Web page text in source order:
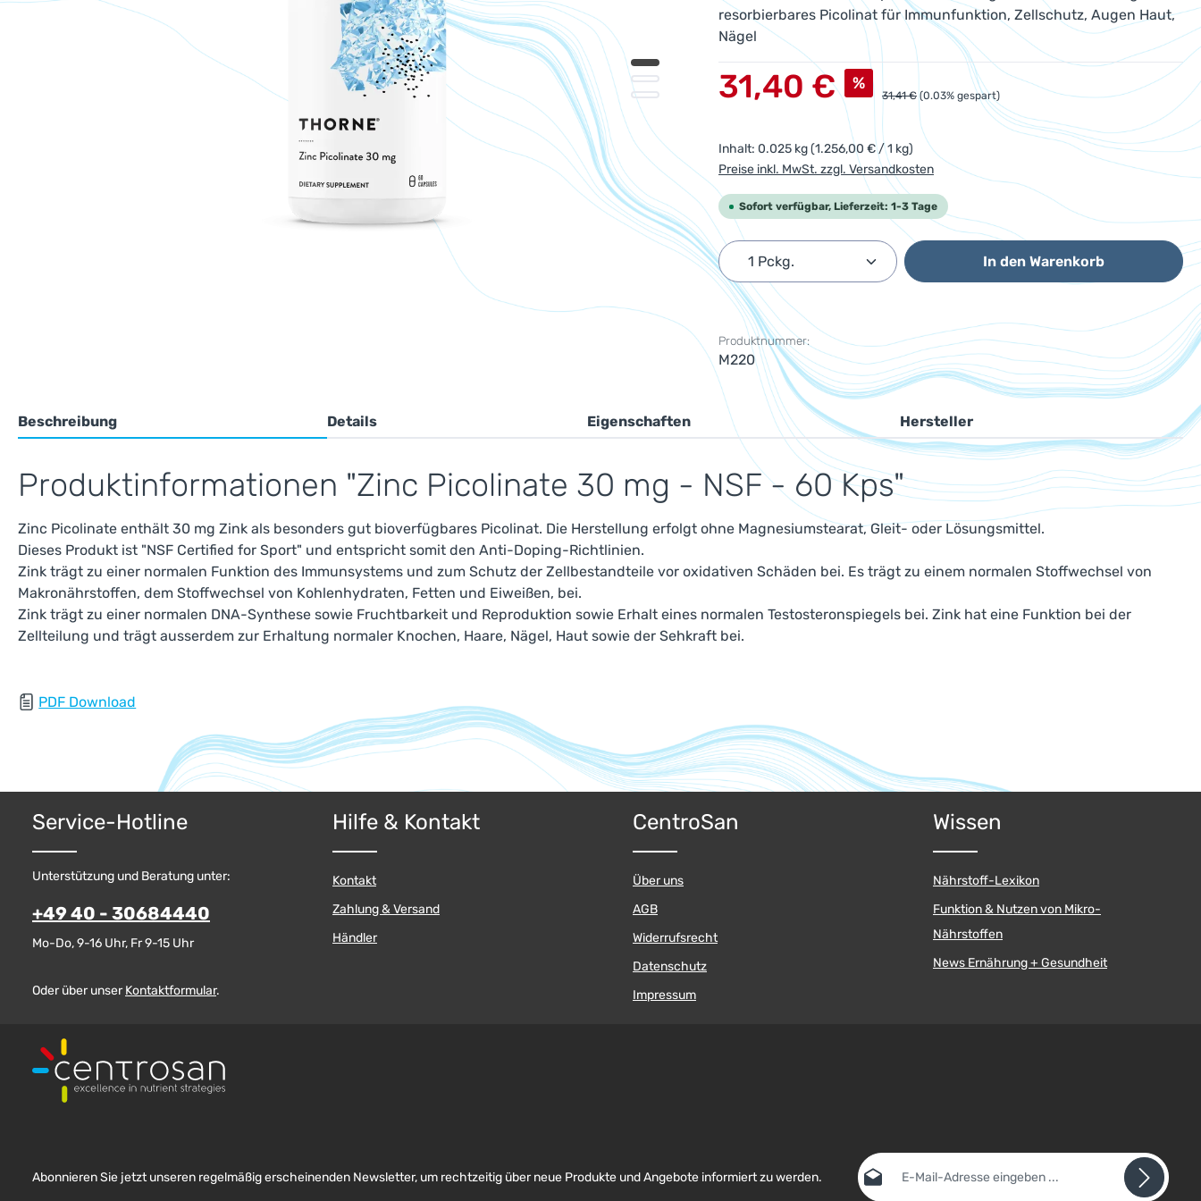
resorbierbares Picolinat für Immunfunktion, Zellschutz, Augen Haut,
Nägel
Verkaufspreis:
31,40 € %
Regulärer Preis:
31,41 € (0.03% gespart)
Inhalt: 0.025 kg(1.256,00 € / 1 kg)
Preise inkl. MwSt. zzgl. Versandkosten
Sofort verfügbar, Lieferzeit: 1-3 Tage
Produkt Anzahl: Gib den gewünschten Wert ein
In den Warenkorb
Produktnummer:
M220
Beschreibung Details Eigenschaften Hersteller
Produktinformationen "Zinc Picolinate 30 mg - NSF - 60 Kps"
Zinc Picolinate enthält 30 mg Zink als besonders gut bioverfügbares Picolinat. Die Herstellung erfolgt ohne Magnesiumstearat, Gleit- oder Lösungsmittel.
Dieses Produkt ist "NSF Certified for Sport" und entspricht somit den Anti-Doping-Richtlinien.
Zink trägt zu einer normalen Funktion des Immunsystems und zum Schutz der Zellbestandteile vor oxidativen Schäden bei. Es trägt zu einem normalen Stoffwechsel von
Makronährstoffen, dem Stoffwechsel von Kohlenhydraten, Fetten und Eiweißen, bei.
Zink trägt zu einer normalen DNA-Synthese sowie Fruchtbarkeit und Reproduktion sowie Erhalt eines normalen Testosteronspiegels bei. Zink hat eine Funktion bei der
Zellteilung und trägt ausserdem zur Erhaltung normaler Knochen, Haare, Nägel, Haut sowie der Sehkraft bei.
PDF Download
Service-Hotline
Unterstützung und Beratung unter:
+49 40 - 30684440
Mo-Do, 9-16 Uhr, Fr 9-15 Uhr
Oder über unserKontaktformular.
Hilfe & Kontakt
Kontakt
Zahlung & Versand
Händler
CentroSan
Über uns
AGB
Widerrufsrecht
Datenschutz
Impressum
Wissen
Nährstoff-Lexikon
Funktion & Nutzen von Mikro-
Nährstoffen
News Ernährung + Gesundheit
Abonnieren Sie jetzt unseren regelmäßig erscheinenden Newsletter, um rechtzeitig über neue Produkte und Angebote informiert zu werden.
E-Mail-Adresse*